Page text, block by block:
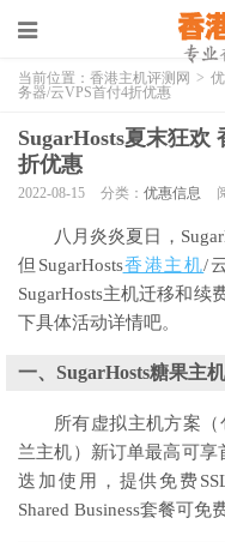
当前位置： 香港主机评测网 >
务器/云VPS首付4折优惠
SugarHosts夏末狂欢
折优惠
2022-08-15 分类： 优惠信息
八月炎炎夏日，
但SugarHosts香港主机/
SugarHosts主机迁移和
下具体活动详情吧。
一、SugarHosts糖果主
所有虚拟主机方案（
兰主机）新订单最高可
迭加使用，提供免费
Shared Business套餐可免